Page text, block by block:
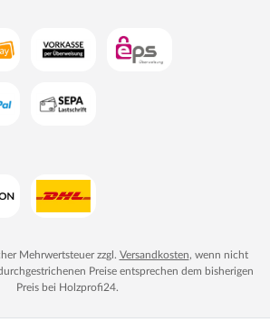
Mehrwertsteuer zzgl. Versandkosten, wenn nicht
Preise entsprechen dem bisherigen
Preis bei Holzprofi24.